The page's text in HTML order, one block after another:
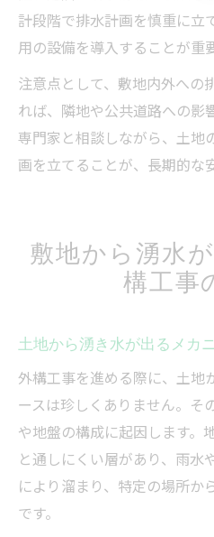
計段階で排水計画を慎重に立
用の設備を導入することが重
注意点として、敷地内外への
れば、隣地や公共道路への影
専門家と相談しながら、土地
画を立てることが、長期的な
敷地から湧水
構工事
土地から湧き水が出るメカ
外構工事を進める際に、土地
ースは珍しくありません。そ
や地盤の構成に起因します。
と通しにくい層があり、雨水
により溜まり、特定の場所か
です。